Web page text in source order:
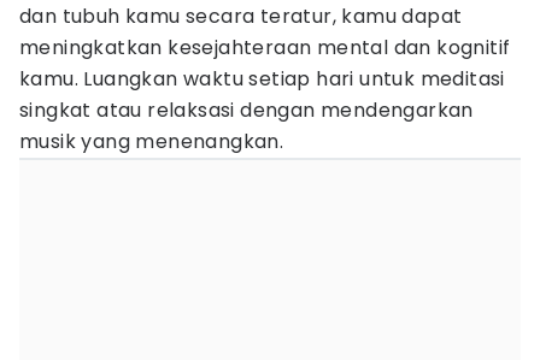
dan tubuh kamu secara teratur, kamu dapat
meningkatkan kesejahteraan mental dan kognitif
kamu. Luangkan waktu setiap hari untuk meditasi
singkat atau relaksasi dengan mendengarkan
musik yang menenangkan.